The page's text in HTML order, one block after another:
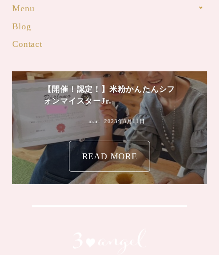
Menu
Blog
Contact
mari 2023年8月4日